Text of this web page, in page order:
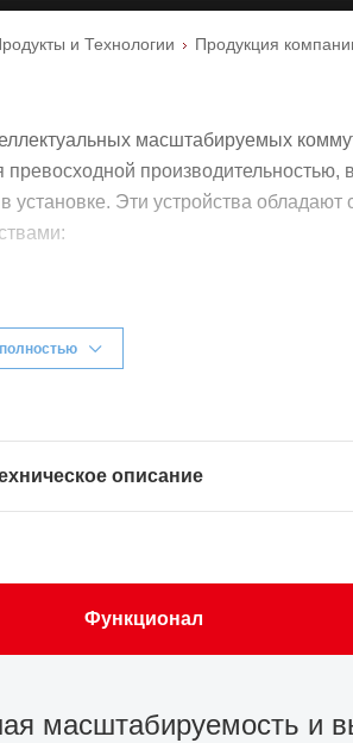
и Технологии Продукция
масштабируемых
превосходной производительностью,
в установке. Эти устройства
интеграция проводных и
аппаратная конструкция с двумя
эксплуатации и управления сетью.
описание
Функционал
масштабируемость и